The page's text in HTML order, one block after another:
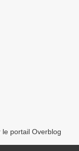
portail Overblog